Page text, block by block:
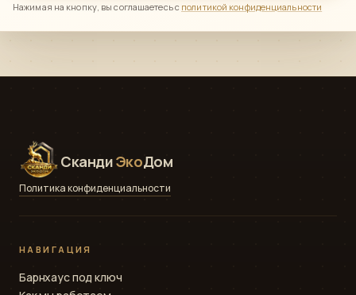
Нажимая на кнопку, вы соглашаетесь с политикой конфиденциальности
СкандиЭкоДом
Политика конфиденциальности
НАВИГАЦИЯ
Барнхаус под ключ